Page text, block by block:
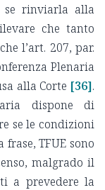
se rinviarla alla
che tanto
l’art. 207, par.
Plenaria
alla Corte [36].
dispone di
se le condizioni
TFUE sono
malgrado il
a prevedere la